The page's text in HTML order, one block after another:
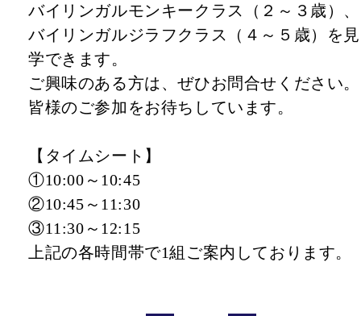
バイリンガルモンキークラス（２～３歳）、
バイリンガルジラフクラス（４～５歳）を見
学できます。
ご興味のある方は、ぜひお問合せください。
皆様のご参加をお待ちしています。
【タイムシート】
①10:00～10:45
②10:45～11:30
③11:30～12:15
上記の各時間帯で1組ご案内しております。